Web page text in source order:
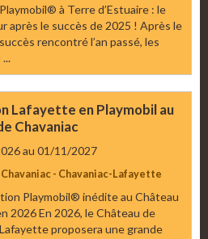
à Terre d’Estuaire : le
après le succès de 2025 ! Après le
rencontré l’an passé, les
Lafayette en Playmobil au
Chavaniac
au 01/11/2027
- Chavaniac-Lafayette
Playmobil® inédite au Château
2026 En 2026, le Château de
proposera une grande